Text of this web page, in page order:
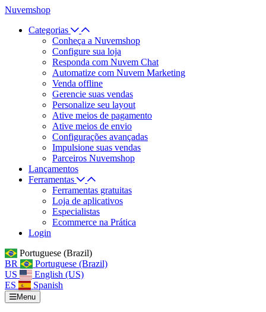
Nuvemshop
Categorias
Conheça a Nuvemshop
Configure sua loja
Responda com Nuvem Chat
Automatize com Nuvem Marketing
Venda offline
Gerencie suas vendas
Personalize seu layout
Ative meios de pagamento
Ative meios de envio
Configurações avançadas
Impulsione suas vendas
Parceiros Nuvemshop
Lançamentos
Ferramentas
Ferramentas gratuitas
Loja de aplicativos
Especialistas
Ecommerce na Prática
Login
Portuguese (Brazil)
BR
Portuguese (Brazil)
US
English (US)
ES
Spanish
Menu